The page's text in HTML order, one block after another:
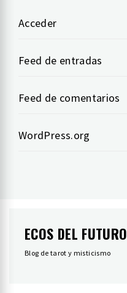
Acceder
Feed de entradas
Feed de comentarios
WordPress.org
ECOS DEL FUTURO
Blog de tarot y misticismo